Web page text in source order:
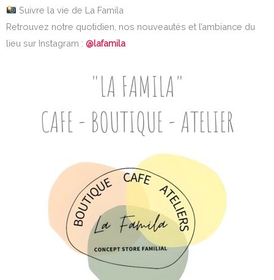
Suivre la vie de La Famila
Retrouvez notre quotidien, nos nouveautés et l’ambiance du
lieu sur Instagram : @lafamila
"LA FAMILA"
CAFE - BOUTIQUE - ATELIER